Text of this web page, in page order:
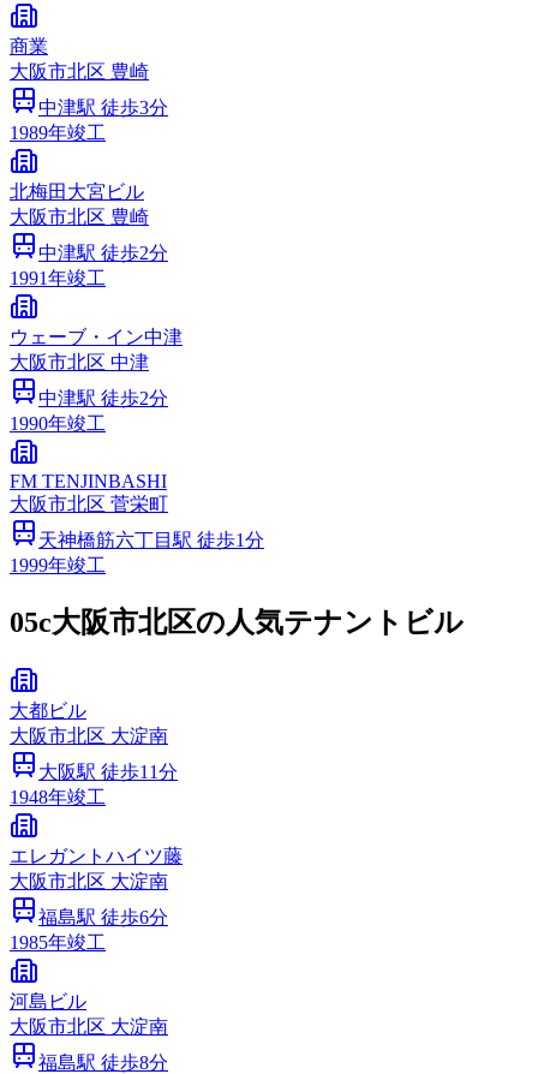
商業
大阪市北区 豊崎
中津駅 徒歩3分
1989年竣工
北梅田大宮ビル
大阪市北区 豊崎
中津駅 徒歩2分
1991年竣工
ウェーブ・イン中津
大阪市北区 中津
中津駅 徒歩2分
1990年竣工
FM TENJINBASHI
大阪市北区 菅栄町
天神橋筋六丁目 駅 徒歩1分
1999年竣工
05c大阪市北区の人気テナントビル
大都ビル
大阪市北区 大淀南
大阪駅 徒歩11分
1948年竣工
エレガントハイツ藤
大阪市北区 大淀南
福島駅 徒歩6分
1985年竣工
河島ビル
大阪市北区 大淀南
福島駅 徒歩8分